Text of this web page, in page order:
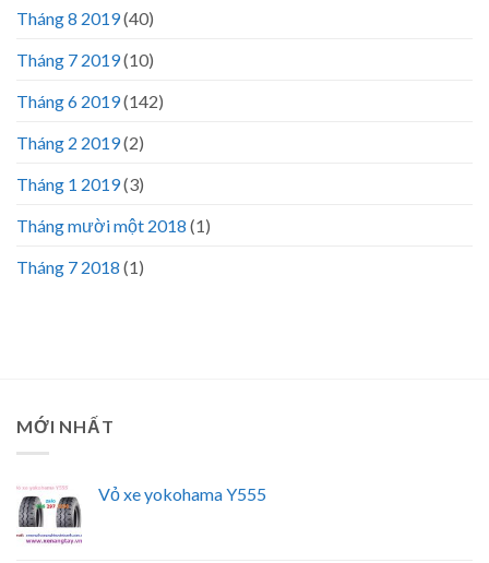
Tháng 8 2019(40)
Tháng 7 2019(10)
Tháng 6 2019(142)
Tháng 2 2019(2)
Tháng 1 2019(3)
Tháng mười một 2018 (1)
Tháng 7 2018 (1)
MỚI NHẤT
Vỏ xe yokohama Y555